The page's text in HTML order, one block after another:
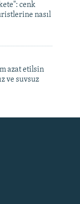
cenk
nasıl
azat etilsin
ve suvsuz